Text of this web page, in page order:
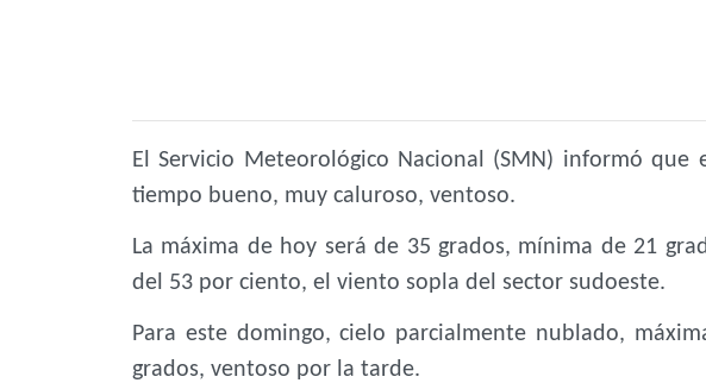
El Servicio Meteorológico Nacional (SMN) informó que
tiempo bueno, muy caluroso, ventoso.
La máxima de hoy será de 35 grados, mínima de 21
del 53 por ciento, el viento sopla del sector sudoeste.
Para este domingo, cielo parcialmente nublado,
grados, ventoso por la tarde.